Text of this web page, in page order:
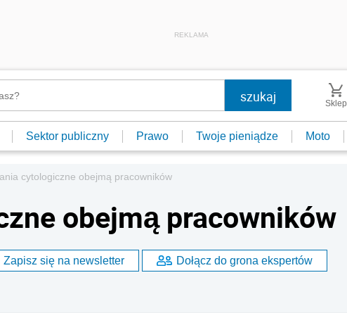
REKLAMA
Sklep
Sektor publiczny Prawo Twoje pieniądze Moto
cytologiczne obejmą pracowników
obejmą pracowników
Zapisz się na newsletter Dołącz do grona ekspertów